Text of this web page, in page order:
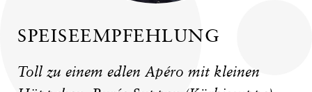
SPEISEEMPFEHLUNG
Toll zu einem edlen Apéro mit kleinen